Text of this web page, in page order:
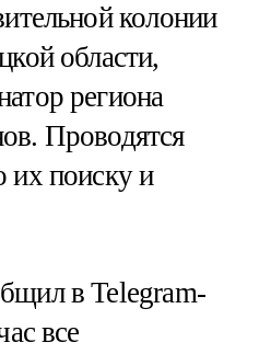
колонии
области,
региона
Проводятся
их поиску и
в Telegram-
все